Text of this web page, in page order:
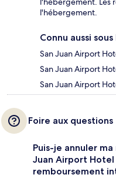
l'hébergement.
Connu aussi
San Juan Airport
San Juan Airport
San Juan Airport
Foire aux questions
Puis-je annuler
Juan Airport
remboursement